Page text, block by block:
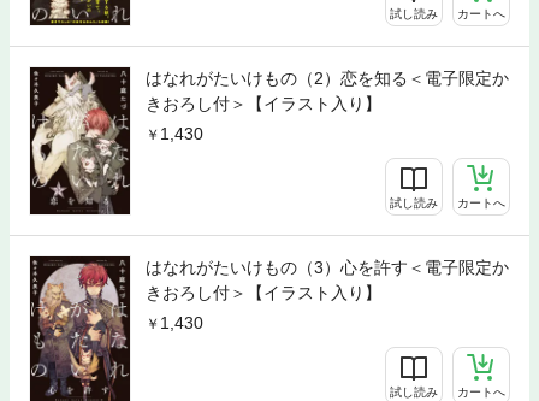
試し読み カートへ
はなれがたいけもの（2）恋を知る＜電子限定か
きおろし付＞【イラスト入り】
1,430
試し読み カートへ
はなれがたいけもの（3）心を許す＜電子限定か
きおろし付＞【イラスト入り】
1,430
試し読み カートへ